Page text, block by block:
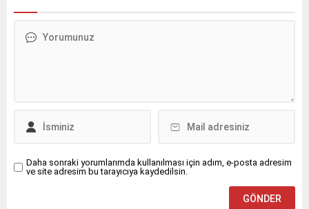
sonrası adliye önünde
2’si tutuklu, 3’ü tutuksuz
sanıklar...
Daha sonraki yorumlarımda kullanılması için adım, e-posta adresim
ve site adresim bu tarayıcıya kaydedilsin.